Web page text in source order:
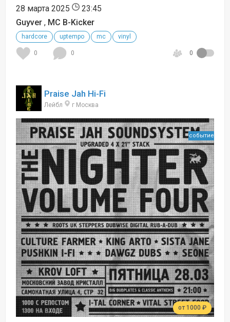
28 марта 2025
23:45
Guyver , MC B-Kicker
hardcore uptempo mc vinyl
0 0 0
Praise Jah Hi-Fi
Лейбл г Москва
от 1000 ₽
событие